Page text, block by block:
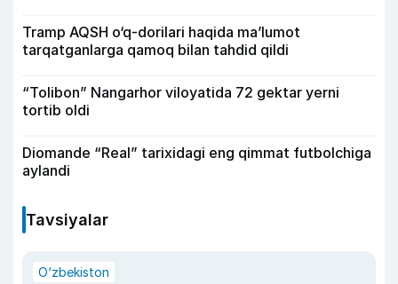
Tramp AQSH o‘q-dorilari haqida ma’lumot
tarqatganlarga qamoq bilan tahdid qildi
“Tolibon” Nangarhor viloyatida 72 gektar yerni
tortib oldi
Diomande “Real” tarixidagi eng qimmat futbolchiga
aylandi
Tavsiyalar
O‘zbekiston